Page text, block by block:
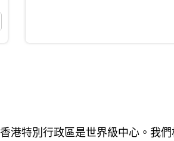
香港特別行政區是世界級中心。我